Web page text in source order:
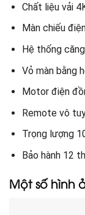
Chất liệu vải
Màn chiếu
Hệ thống
Vỏ màn bằng
Motor điện
Remote vô
Trọng lượng
Bảo hành 12
Một số hình